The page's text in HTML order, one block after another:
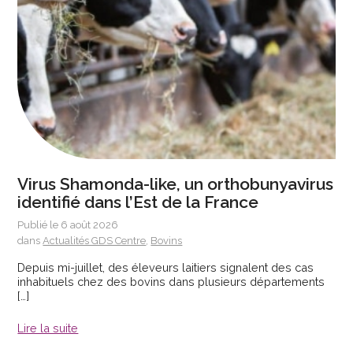
Virus Shamonda-like, un orthobunyavirus
identifié dans l’Est de la France
Publié le 6 août 2026
dansActualités GDS Centre, Bovins
Depuis mi-juillet, des éleveurs laitiers signalent des cas
inhabituels chez des bovins dans plusieurs départements
[…]
Lire la suite